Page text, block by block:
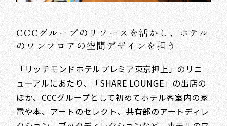
CCCグループのリソースを活かし、ホテル
のワンフロアの空間デザインを担う
「リッチモンドホテルプレミア東京押上」のリニ
ューアルにあたり、「SHARE LOUNGE」の出店の
ほか、CCCグループとして初めてホテル客室内の家
電や本、アートのセレクト、共有部のアートディレ